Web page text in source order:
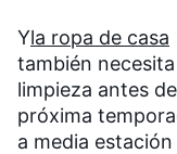
Yla ropa de casa
también
limpieza antes
próxima
a media